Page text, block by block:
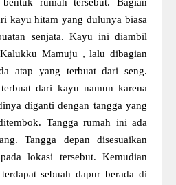
kayu hitam yang dulunya biasa
senjata. Kayu ini diambil
Mamuju , lalu dibagian
atap yang terbuat dari seng.
dari kayu namun karena
diganti dengan tangga yang
Tangga rumah ini ada
Tangga depan disesuaikan
lokasi tersebut. Kemudian
sebuah dapur berada di